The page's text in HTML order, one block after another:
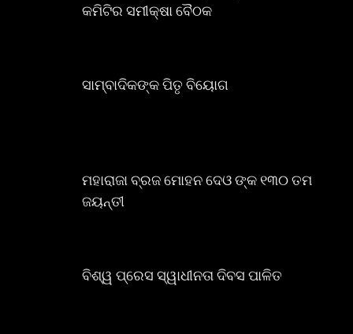
କମିଟିର ସମୀକ୍ଷା ବୈଠକ
ସାମ୍ବାଦିକଙ୍କ ପିତୃ ବିୟୋଗ
ମହାରାଜା ବ୍ରଜ ମୋହନ ଦେଓ ଙ୍କ ୧୩୦ ତମ
ଜୟନ୍ତୀ
ବିଶ୍ୱ ପ୍ରେସ ସ୍ୱାଧୀନତା ଦିବସ ପାଳିତ